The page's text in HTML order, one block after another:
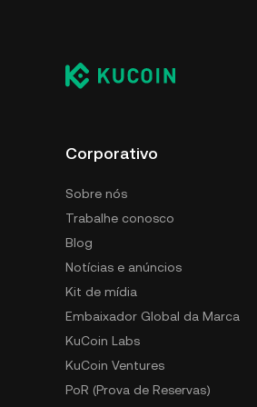
dispositivo móvel ou
Corporativo
Sobre nós
Trabalhe conosco
Blog
Notícias e anúncios
Kit de mídia
Embaixador Global da Marca
KuCoin Labs
KuCoin Ventures
PoR (Prova de Reservas)